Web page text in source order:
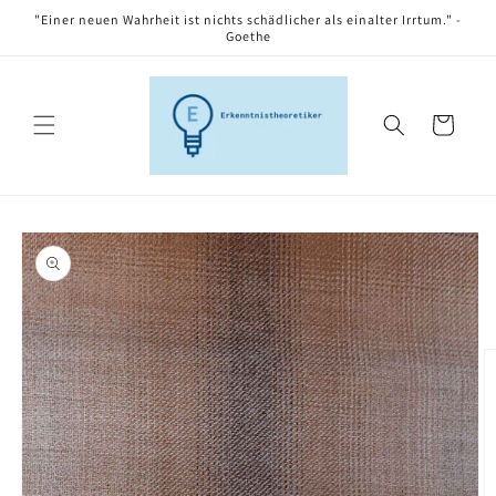
Skip to
"Einer neuen Wahrheit ist nichts schädlicher als einalter Irrtum." -
Goethe
Cart
Skip to
product
information